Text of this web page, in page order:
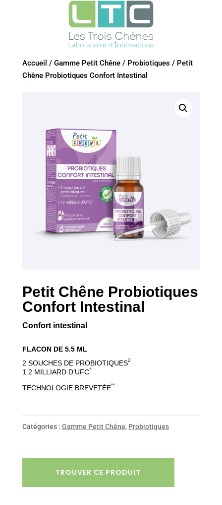
Accueil / Gamme Petit Chêne/ Probiotiques / Petit
Chêne Probiotiques Confort Intestinal
Petit Chêne Probiotiques
Confort Intestinal
Confort intestinal
FLACON DE 5.5 ML
2 SOUCHES DE PROBIOTIQUES2
1.2 MILLIARD D’UFC*
TECHNOLOGIE BREVETÉE**
Catégories : Gamme Petit Chêne, Probiotiques
TROUVER CE PRODUIT